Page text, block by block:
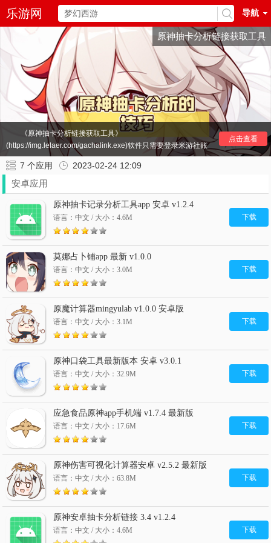
乐游网 导航
原神抽卡分析链接获取工具
《原神抽卡分析链接获取工具》
(https://img.lelaer.com/gachalink.exe)软件只需要登录米游社账
号就可以轻松一键获取到你的原神抽卡记录，让大家知道自己多
少抽出，方便用户规划自己的原石计划，在官方所发布的米游社
app中，是无法做到这点的，所以有需要的玩家朋友们，还是多
多了解并参与吧！
其他原神 推荐：原神抽卡记录查询工具
原神口袋工具
原神愿望模拟器
类似于原神的开放世界手游
原神辅助器
点击查看
7 个应用 2023-02-24 12:09
安卓应用
原神抽卡记录分析工具app 安卓 v1.2.4
语言：中文 / 大小：4.6M 下载
莫娜占卜铺app 最新 v1.0.0
语言：中文 / 大小：3.0M 下载
原魔计算器mingyulab v1.0.0 安卓版
语言：中文 / 大小：3.1M 下载
原神口袋工具最新版本 安卓 v3.0.1
语言：中文 / 大小：32.9M 下载
应急食品原神app手机端 v1.7.4 最新版
语言：中文 / 大小：17.6M 下载
原神伤害可视化计算器安卓 v2.5.2 最新版
语言：中文 / 大小：63.8M 下载
原神安卓抽卡分析链接 3.4 v1.2.4
语言：中文 / 大小：4.6M 下载